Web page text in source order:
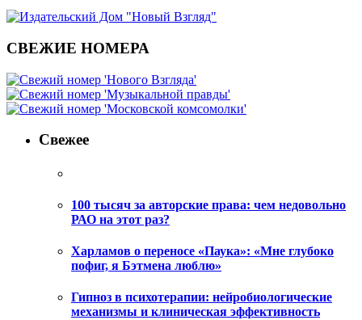
СВЕЖИЕ НОМЕРА
Свежее
100 тысяч за авторские права: чем недовольно
РАО на этот раз?
Харламов о переносе «Паука»: «Мне глубоко
пофиг, я Бэтмена люблю»
Гипноз в психотерапии: нейробиологические
механизмы и клиническая эффективность